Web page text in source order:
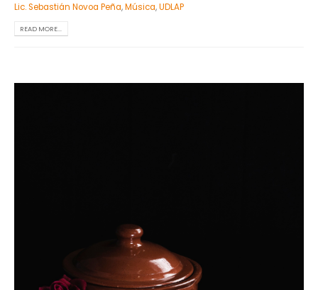
Lic. Sebastián Novoa Peña,Música,UDLAP
READ MORE...